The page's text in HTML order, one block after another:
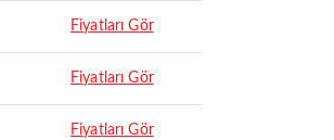
Fiyatları Gör
Fiyatları Gör
Fiyatları Gör